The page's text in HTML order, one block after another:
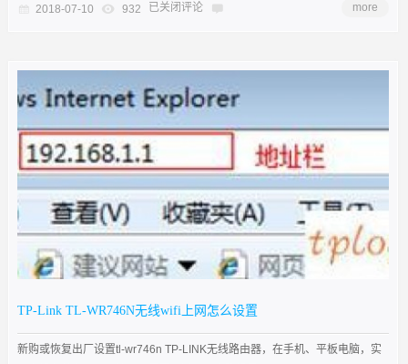
2018-07-10 932 已关闭评论 more
TP-Link TL-WR746N无线wifi上网怎么设置
新购或恢复出厂设置tl-wr746n TP-LINK无线路由器，在手机、平板电脑，实